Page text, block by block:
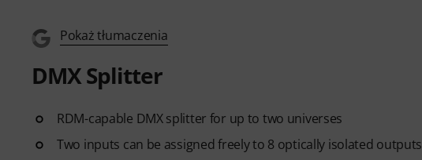
Pokaż tłumaczenia
DMX Splitter
RDM-capable DMX splitter for up to two universes
Two inputs can be assigned freely to 8 optically isolated outputs